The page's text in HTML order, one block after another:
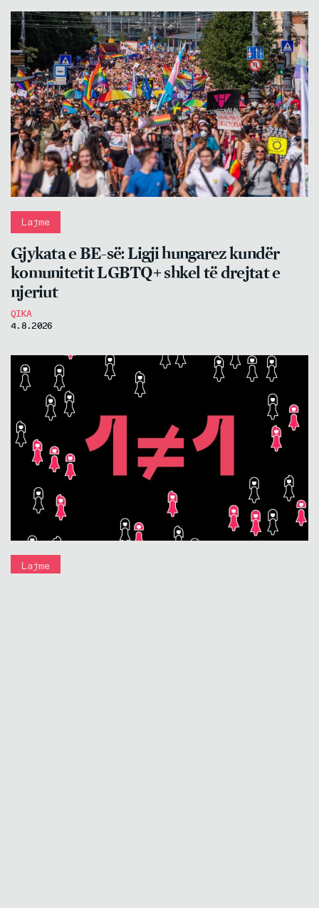
Lajme
Gjykata e BE-së: Ligji hungarez kundër
komunitetit LGBTQ+ shkel të drejtat e
njeriut
QIKA
4.8.2026
Lajme